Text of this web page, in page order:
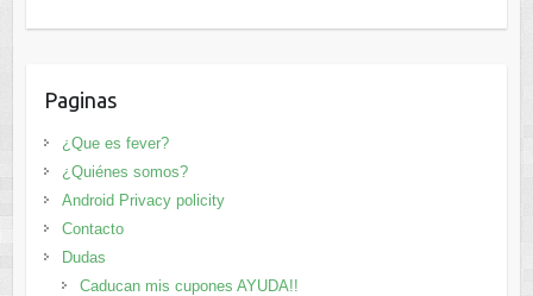
Paginas
¿Que es fever?
¿Quiénes somos?
Android Privacy policity
Contacto
Dudas
Caducan mis cupones AYUDA!!